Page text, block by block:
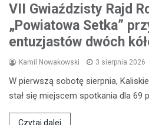
VII Gwiaździsty Rajd
„Powiatowa Setka”
entuzjastów dwóch
Kamil Nowakowski 3 sierpnia 2026
W pierwszą sobotę sierpnia,
stał się miejscem spotkania dla 69
Czytaj dalej